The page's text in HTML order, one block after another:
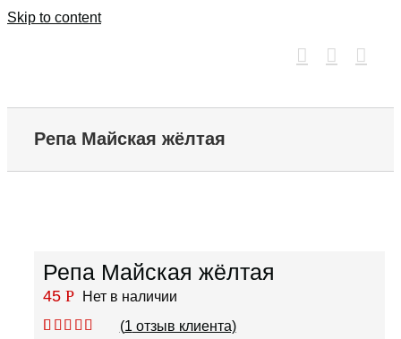
Skip to content
Репа Майская жёлтая
Репа Майская жёлтая
45 Р Нет в наличии
(1 отзыв клиента)